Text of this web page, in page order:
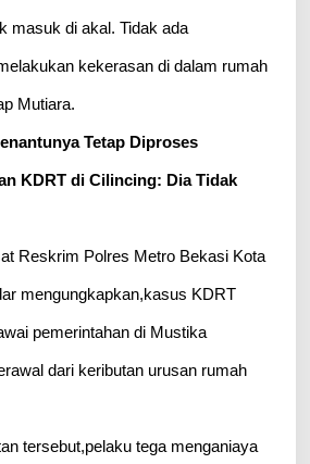
masuk di akal. Tidak ada
kekerasan di dalam rumah
Mutiara.
Tetap Diproses
KDRT di Cilincing: Dia Tidak
Reskrim Polres Metro Bekasi Kota
mengungkapkan,kasus KDRT
pemerintahan di Mustika
dari keributan urusan rumah
tersebut,pelaku tega menganiaya